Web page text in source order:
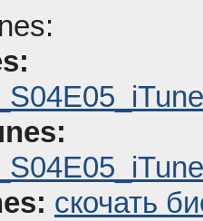
скочать